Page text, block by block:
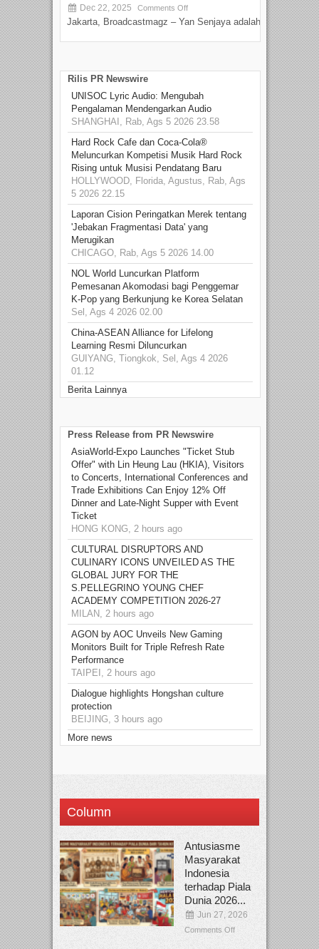
Dec 22, 2025 Comments Off
Jakarta, Broadcastmagz – Yan Senjaya adalah...
Rilis PR Newswire
UNISOC Lyric Audio: Mengubah
Pengalaman Mendengarkan Audio
SHANGHAI, Rab, Ags 5 2026 23.58
Hard Rock Cafe dan Coca-Cola®
Meluncurkan Kompetisi Musik Hard Rock
Rising untuk Musisi Pendatang Baru
HOLLYWOOD, Florida, Agustus, Rab, Ags
5 2026 22.15
Laporan Cision Peringatkan Merek tentang
'Jebakan Fragmentasi Data' yang
Merugikan
CHICAGO, Rab, Ags 5 2026 14.00
NOL World Luncurkan Platform
Pemesanan Akomodasi bagi Penggemar
K-Pop yang Berkunjung ke Korea Selatan
Sel, Ags 4 2026 02.00
China-ASEAN Alliance for Lifelong
Learning Resmi Diluncurkan
GUIYANG, Tiongkok, Sel, Ags 4 2026
01.12
Berita Lainnya
Press Release from PR Newswire
AsiaWorld-Expo Launches "Ticket Stub
Offer" with Lin Heung Lau (HKIA), Visitors
to Concerts, International Conferences and
Trade Exhibitions Can Enjoy 12% Off
Dinner and Late-Night Supper with Event
Ticket
HONG KONG, 2 hours ago
CULTURAL DISRUPTORS AND
CULINARY ICONS UNVEILED AS THE
GLOBAL JURY FOR THE
S.PELLEGRINO YOUNG CHEF
ACADEMY COMPETITION 2026-27
MILAN, 2 hours ago
AGON by AOC Unveils New Gaming
Monitors Built for Triple Refresh Rate
Performance
TAIPEI, 2 hours ago
Dialogue highlights Hongshan culture
protection
BEIJING, 3 hours ago
More news
Column
Antusiasme
Masyarakat
Indonesia
terhadap Piala
Dunia 2026...
Jun 27, 2026
Comments Off